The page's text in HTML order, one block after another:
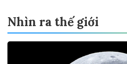
Nhìn ra thế giới